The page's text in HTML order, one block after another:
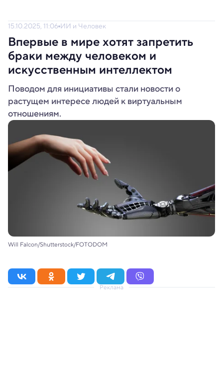
15.10.2025, 11:06 ИИ и Человек
Впервые в мире хотят запретить
браки между человеком и
искусственным интеллектом
Поводом для инициативы стали новости о
растущем интересе людей к виртуальным
отношениям.
Will Falcon/Shutterstock/FOTODOM
Реклама